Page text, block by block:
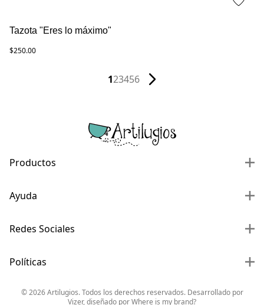
Tazota "Eres lo máximo"
$250.00
123456
Productos
Ayuda
Redes Sociales
Políticas
©2026Artilugios. Todos los derechos reservados. Desarrollado por
Vizer, diseñado porWhere is my brand?